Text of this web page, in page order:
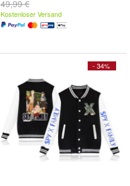
49,99 €
Kostenloser Versand
- 34%